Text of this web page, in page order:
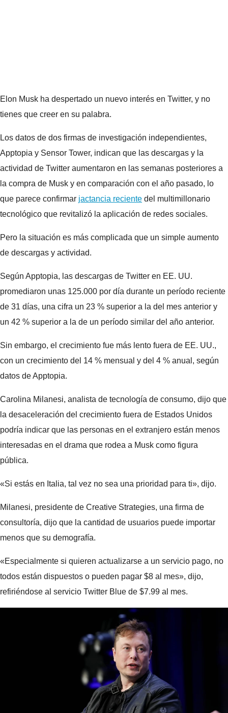
Elon Musk ha despertado un nuevo interés en Twitter, y no
tienes que creer en su palabra.
Los datos de dos firmas de investigación independientes,
Apptopia y Sensor Tower, indican que las descargas y la
actividad de Twitter aumentaron en las semanas posteriores a
la compra de Musk y en comparación con el año pasado, lo
que parece confirmar jactancia reciente del multimillonario
tecnológico que revitalizó la aplicación de redes sociales.
Pero la situación es más complicada que un simple aumento
de descargas y actividad.
Según Apptopia, las descargas de Twitter en EE. UU.
promediaron unas 125.000 por día durante un período reciente
de 31 días, una cifra un 23 % superior a la del mes anterior y
un 42 % superior a la de un período similar del año anterior.
Sin embargo, el crecimiento fue más lento fuera de EE. UU.,
con un crecimiento del 14 % mensual y del 4 % anual, según
datos de Apptopia.
Carolina Milanesi, analista de tecnología de consumo, dijo que
la desaceleración del crecimiento fuera de Estados Unidos
podría indicar que las personas en el extranjero están menos
interesadas en el drama que rodea a Musk como figura
pública.
«Si estás en Italia, tal vez no sea una prioridad para ti», dijo.
Milanesi, presidente de Creative Strategies, una firma de
consultoría, dijo que la cantidad de usuarios puede importar
menos que su demografía.
«Especialmente si quieren actualizarse a un servicio pago, no
todos están dispuestos o pueden pagar $8 al mes», dijo,
refiriéndose al servicio Twitter Blue de $7.99 al mes.